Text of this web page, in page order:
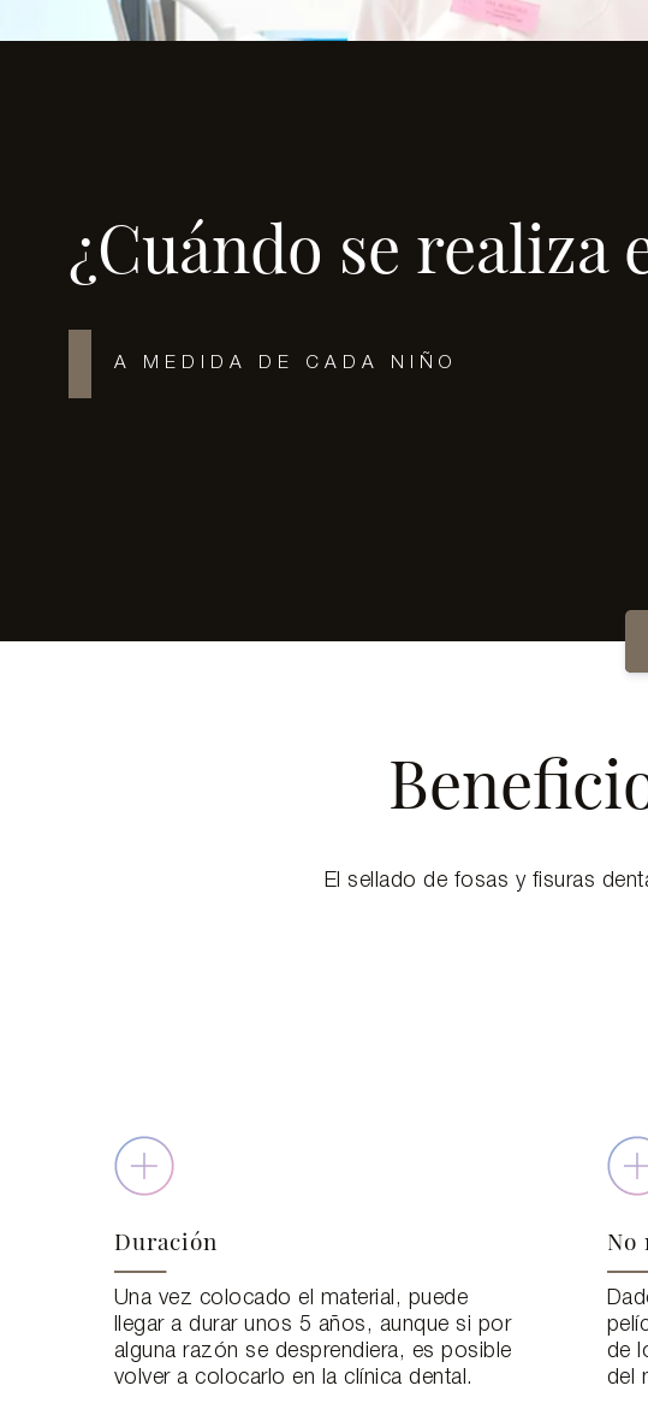
¿Cuándo se realiza
A MEDIDA DE CADA NIÑO
El sellado de fosas y fisuras
Duración
Una vez colocado el material, puede
llegar a durar unos 5 años, aunque si por
alguna razón se desprendiera, es posible
volver a colocarlo en la clínica dental.
No
de
del